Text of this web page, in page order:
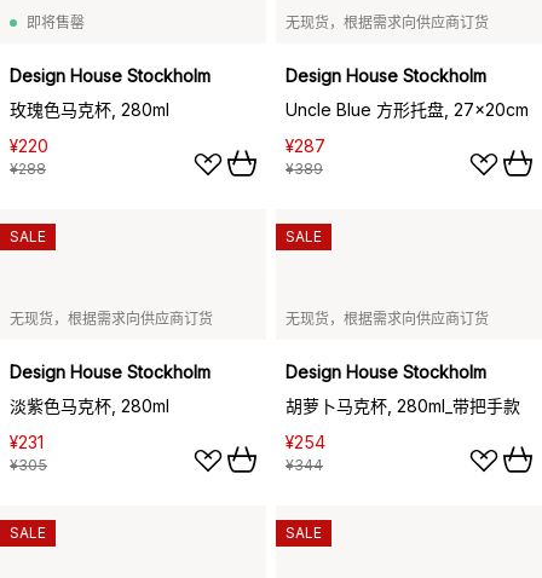
即将售罄
Design House Stockholm
玫瑰色马克杯, 280ml
¥220
¥288
无现货，根据需求向供应商订货
Design House Stockholm
Uncle Blue 方形托盘, 27x20cm
¥287
¥389
无现货，根据需求向供应商订货
Design House Stockholm
淡紫色马克杯, 280ml
¥231
¥305
SALE
无现货，根据需求向供应商订货
Design House Stockholm
胡萝卜马克杯, 280ml_带把手款
¥254
¥344
SALE
SALE SALE